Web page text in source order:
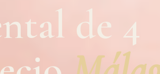
de 4